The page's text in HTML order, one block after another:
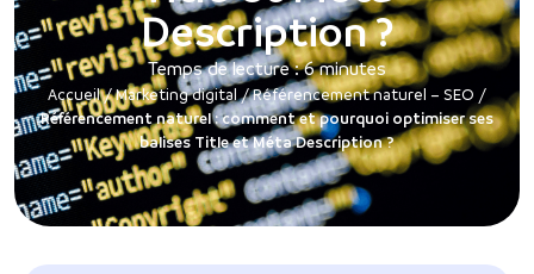
Description ?
Temps de lecture : 6 minutes
Accueil/Marketing digital /Référencement naturel – SEO /
Référencement naturel : comment et pourquoi optimiser ses
balises Title et Méta Description ?